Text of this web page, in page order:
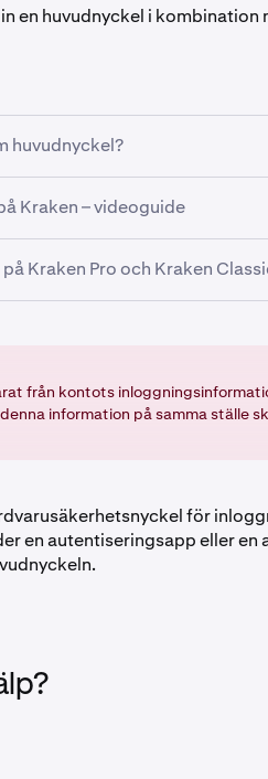
en huvudnyckel i kombination
huvudnyckel?
För huvudnycklar stöder
Kraken – videoguide
Kraken Pro och Kraken
i det övre högra hörnet
till fliken Säkerhet.
för inloggningeller använda
från kontots
information på samma ställe
för
en autentiseringsapp eller en